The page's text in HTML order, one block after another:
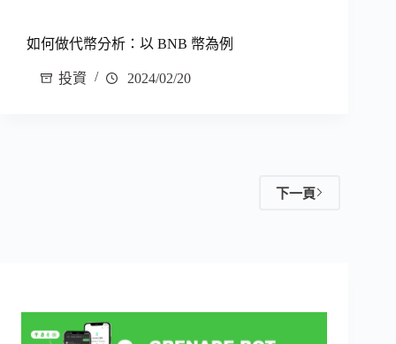
如何做代幣分析：以 BNB 幣為例
投資 2024/02/20
下一頁